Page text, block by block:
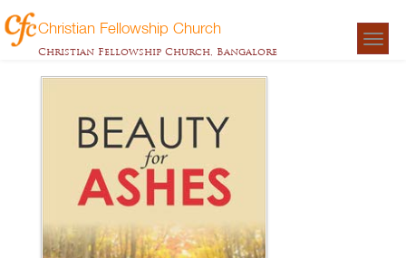
Christian Fellowship Church
Christian Fellowship Church, Bangalore